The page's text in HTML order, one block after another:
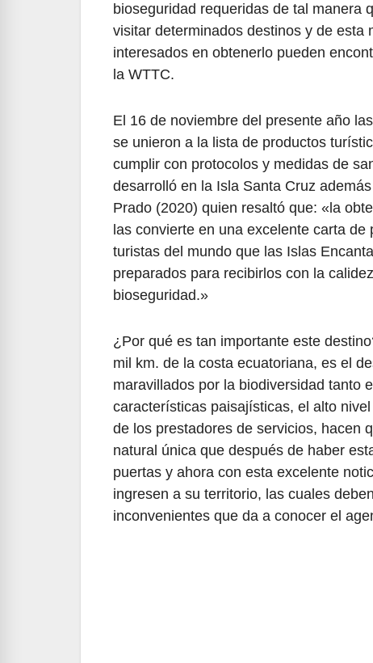
bioseguridad requeridas de tal manera
visitar determinados destinos y de esta
interesados en obtenerlo pueden
la WTTC.
El 16 de noviembre del presente año
se unieron a la lista de productos
cumplir con protocolos y medidas de
desarrolló en la Isla Santa Cruz
Prado (2020) quien resaltó que: «la
las convierte en una excelente carta
turistas del mundo que las Islas
preparados para recibirlos con la
bioseguridad.»
¿Por qué es tan importante este
mil km. de la costa ecuatoriana, es el
maravillados por la biodiversidad tanto
características paisajísticas, el alto
de los prestadores de servicios, hacen
natural única que después de haber
puertas y ahora con esta excelente
ingresen a su territorio, las cuales
inconvenientes que da a conocer el